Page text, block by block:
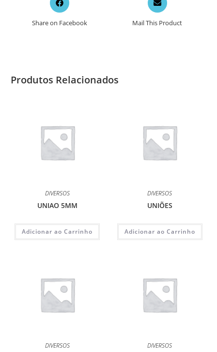
in
new
Share on Facebook
in
a
new
Mail This Product
Produtos Relacionados
DIVERSOS
UNIAO 5MM
Adicionar ao Carrinho
DIVERSOS
UNIÕES
Adicionar ao Carrinho
DIVERSOS DIVERSOS